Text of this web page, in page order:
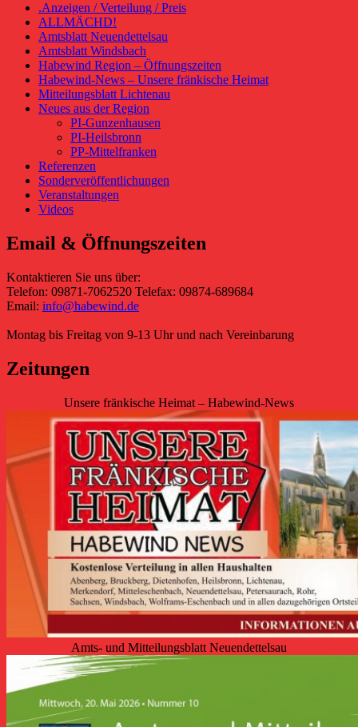
.Anzeigen / Verteilung / Preis
ALLMÄCHD!
Amtsblatt Neuendettelsau
Amtsblatt Windsbach
Habewind Region – Öffnungszeiten
Habewind-News – Unsere fränkische Heimat
Mitteilungsblatt Lichtenau
Neues aus der Region
PI-Gunzenhausen
PI-Heilsbronn
PP-Mittelfranken
Referenzen
Sonderveröffentlichungen
Veranstaltungen
Videos
Email & Öffnungszeiten
Kontaktieren Sie uns über:
Telefon: 09871-7062520 Telefax: 09874-689684
Email: info@habewind.de
Montag bis Freitag von 9-13 Uhr und nach Vereinbarung
Zeitungen
Unsere fränkische Heimat – Habewind-News
Amts- und Mitteilungsblatt Neuendettelsau